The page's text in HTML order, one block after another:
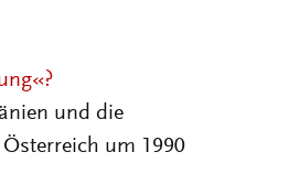
und die
um 1990